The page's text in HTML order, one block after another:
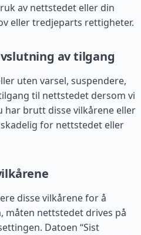
av nettstedet eller din
eller tredjeparts rettigheter.
av tilgang
uten varsel, suspendere,
til nettstedet dersom vi
har brutt disse vilkårene eller
for nettstedet eller
disse vilkårene for å
måten nettstedet drives på
Datoen “Sist